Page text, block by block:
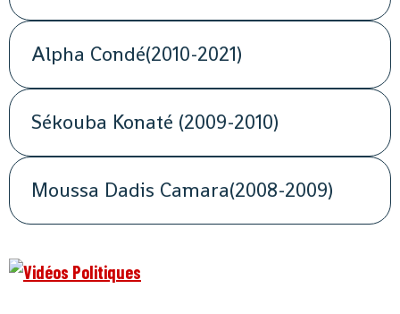
Alpha Condé(2010-2021)
Sékouba Konaté (2009-2010)
Moussa Dadis Camara(2008-2009)